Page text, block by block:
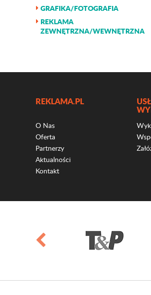
GRAFIKA/FOTOGRAFIA
REKLAMA
ZEWNĘTRZNA/WEWNĘTRZNA
REKLAMA.PL
O Nas
Oferta
Partnerzy
Aktualności
Kontakt